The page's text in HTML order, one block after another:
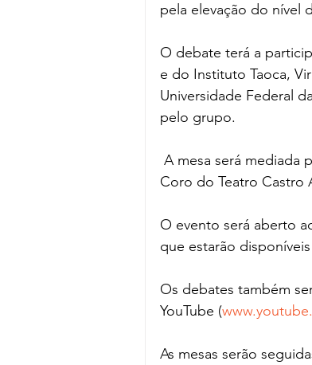
pela elevação do nível
O debate terá a
e do Instituto Taoca,
Universidade Federal
pelo grupo.
Coro do Teatro Castro
O evento será aberto
que estarão
Os debates também
YouTube (
As mesas serão